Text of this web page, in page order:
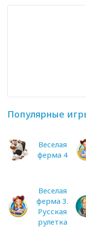
Популярные
Веселая
ферма 4
Веселая
ферма 3.
Русская
рулетка